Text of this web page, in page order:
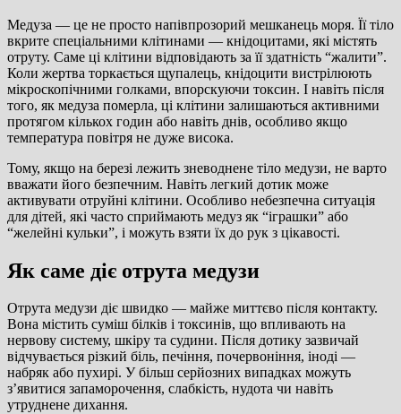
Медуза — це не просто напівпрозорий мешканець моря. Її тіло
вкрите спеціальними клітинами — кнідоцитами, які містять
отруту. Саме ці клітини відповідають за її здатність “жалити”.
Коли жертва торкається щупалець, кнідоцити вистрілюють
мікроскопічними голками, впорскуючи токсин. І навіть після
того, як медуза померла, ці клітини залишаються активними
протягом кількох годин або навіть днів, особливо якщо
температура повітря не дуже висока.
Тому, якщо на березі лежить зневоднене тіло медузи, не варто
вважати його безпечним. Навіть легкий дотик може
активувати отруйні клітини. Особливо небезпечна ситуація
для дітей, які часто сприймають медуз як “іграшки” або
“желейні кульки”, і можуть взяти їх до рук з цікавості.
Як саме діє отрута медузи
Отрута медузи діє швидко — майже миттєво після контакту.
Вона містить суміш білків і токсинів, що впливають на
нервову систему, шкіру та судини. Після дотику зазвичай
відчувається різкий біль, печіння, почервоніння, іноді —
набряк або пухирі. У більш серйозних випадках можуть
з’явитися запаморочення, слабкість, нудота чи навіть
утруднене дихання.